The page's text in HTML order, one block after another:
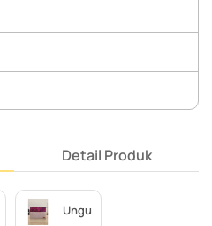
Detail Produk
Ungu